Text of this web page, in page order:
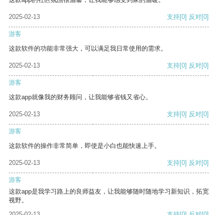
2025-02-13 支持[0] 反对[0]
游客
这款软件的功能非常强大，可以满足我日常使用的需求。
2025-02-13 支持[0] 反对[0]
游客
这款app就像我的财务顾问，让我能够省钱又省心。
2025-02-13 支持[0] 反对[0]
游客
这款软件的操作非常简单，即使是小白也能快速上手。
2025-02-13 支持[0] 反对[0]
游客
这款app是我学习路上的良师益友，让我能够随时随地学习新知识，拓宽
视野。